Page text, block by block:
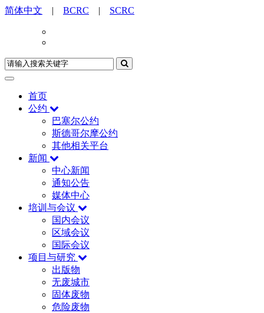
简体中文 | BCRC | SCRC
首页
公约
巴塞尔公约
斯德哥尔摩公约
其他相关平台
新闻
中心新闻
通知公告
媒体中心
培训与会议
国内会议
区域会议
国际会议
项目与研究
出版物
无废城市
固体废物
危险废物